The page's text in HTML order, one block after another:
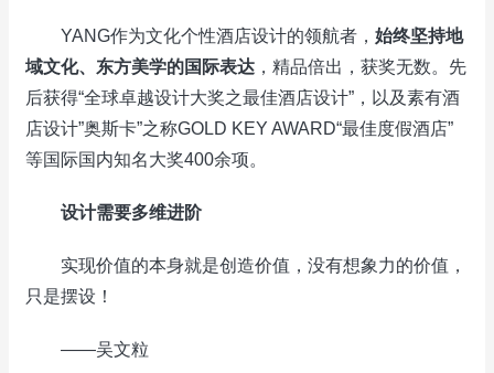
YANG作为文化个性酒店设计的领航者， 始终坚持地
域文化、东方美学的国际表达 ，精品倍出，获奖无数。先
后获得“全球卓越设计大奖之最佳酒店设计”，以及素有酒
店设计”奥斯卡”之称GOLD KEY AWARD“最佳度假酒店”
等国际国内知名大奖400余项。
设计需要多维进阶
实现价值的本身就是创造价值，没有想象力的价值，
只是摆设！
——吴文粒